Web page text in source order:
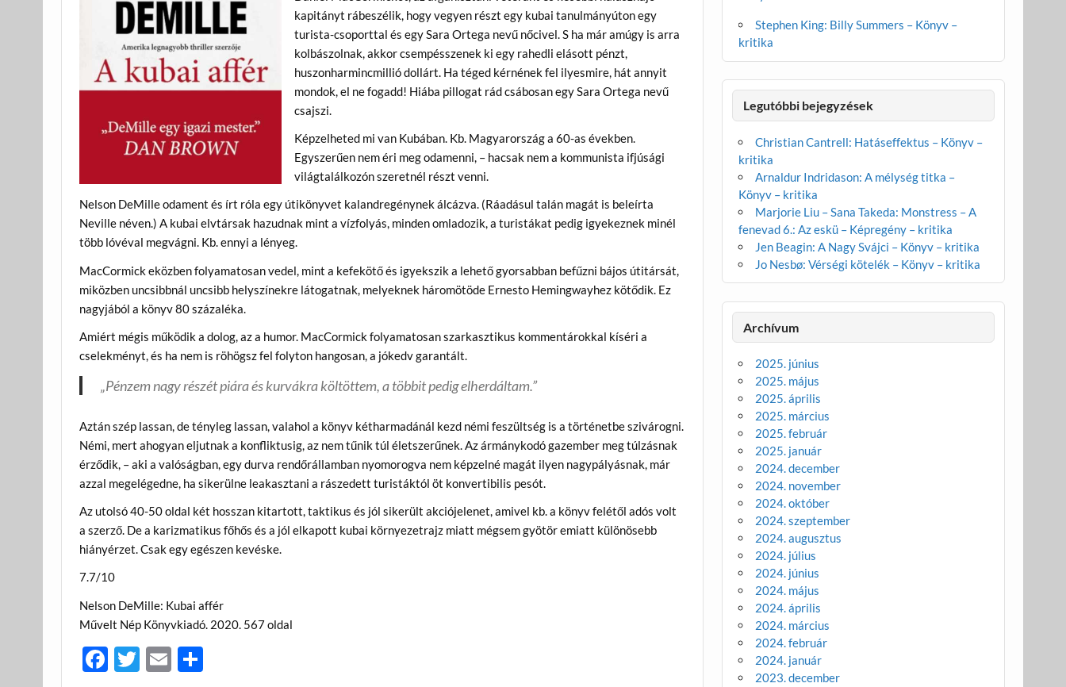
kapitányt rábeszélik, hogy vegyen részt egy kubai tanulmányúton egy
turista-csoporttal és egy Sara Ortega nevű nőcivel. S ha már amúgy is arra
kolbászolnak, akkor csempésszenek ki egy rahedli elásott pénzt,
huszonharmincmillió dollárt. Ha téged kérnének fel ilyesmire, hát annyit
mondok, el ne fogadd! Hiába pillogat rád csábosan egy Sara Ortega nevű
csajszi.
Képzelheted mi van Kubában. Kb. Magyarország a 60-as években.
Egyszerűen nem éri meg odamenni, – hacsak nem a kommunista ifjúsági
világtalálkozón szeretnél részt venni.
Nelson DeMille odament és írt róla egy útikönyvet kalandregénynek álcázva. (Ráadásul talán magát is beleírta
Neville néven.) A kubai elvtársak hazudnak mint a vízfolyás, minden omladozik, a turistákat pedig igyekeznek minél
több lóvéval megvágni. Kb. ennyi a lényeg.
MacCormick eközben folyamatosan vedel, mint a kefekötő és igyekszik a lehető gyorsabban befűzni bájos útitársát,
miközben uncsibbnál uncsibb helyszínekre látogatnak, melyeknek háromötöde Ernesto Hemingwayhez kötődik. Ez
nagyjából a könyv 80 százaléka.
Amiért mégis működik a dolog, az a humor. MacCormick folyamatosan szarkasztikus kommentárokkal kíséri a
cselekményt, és ha nem is röhögsz fel folyton hangosan, a jókedv garantált.
„Pénzem nagy részét piára és kurvákra költöttem, a többit pedig elherdáltam.”
Aztán szép lassan, de tényleg lassan, valahol a könyv kétharmadánál kezd némi feszültség is a történetbe szivárogni.
Némi, mert ahogyan eljutnak a konfliktusig, az nem tűnik túl életszerűnek. Az ármánykodó gazember meg túlzásnak
érződik, – aki a valóságban, egy durva rendőrállamban nyomorogva nem képzelné magát ilyen nagypályásnak, már
azzal megelégedne, ha sikerülne leakasztani a rászedett turistáktól öt konvertibilis pesót.
Az utolsó 40-50 oldal két hosszan kitartott, taktikus és jól sikerült akciójelenet, amivel kb. a könyv felétől adós volt
a szerző. De a karizmatikus főhős és a jól elkapott kubai környezetrajz miatt mégsem gyötör emiatt különösebb
hiányérzet. Csak egy egészen kevéske.
7.7/10
Nelson DeMille: Kubai affér
Művelt Nép Könyvkiadó. 2020. 567 oldal
F
T
E
Stephen King: Billy Summers – Könyv –
kritika
Legutóbbi bejegyzések
Christian Cantrell: Hatáseffektus – Könyv –
kritika
Arnaldur Indridason: A mélység titka –
Könyv – kritika
Marjorie Liu – Sana Takeda: Monstress – A
fenevad 6.: Az eskü – Képregény – kritika
Jen Beagin: A Nagy Svájci – Könyv – kritika
Jo Nesbø: Vérségi kötelék – Könyv – kritika
Archívum
2025. június
2025. május
2025. április
2025. március
2025. február
2025. január
2024. december
2024. november
2024. október
2024. szeptember
2024. augusztus
2024. július
2024. június
2024. május
2024. április
2024. március
2024. február
2024. január
2023. december